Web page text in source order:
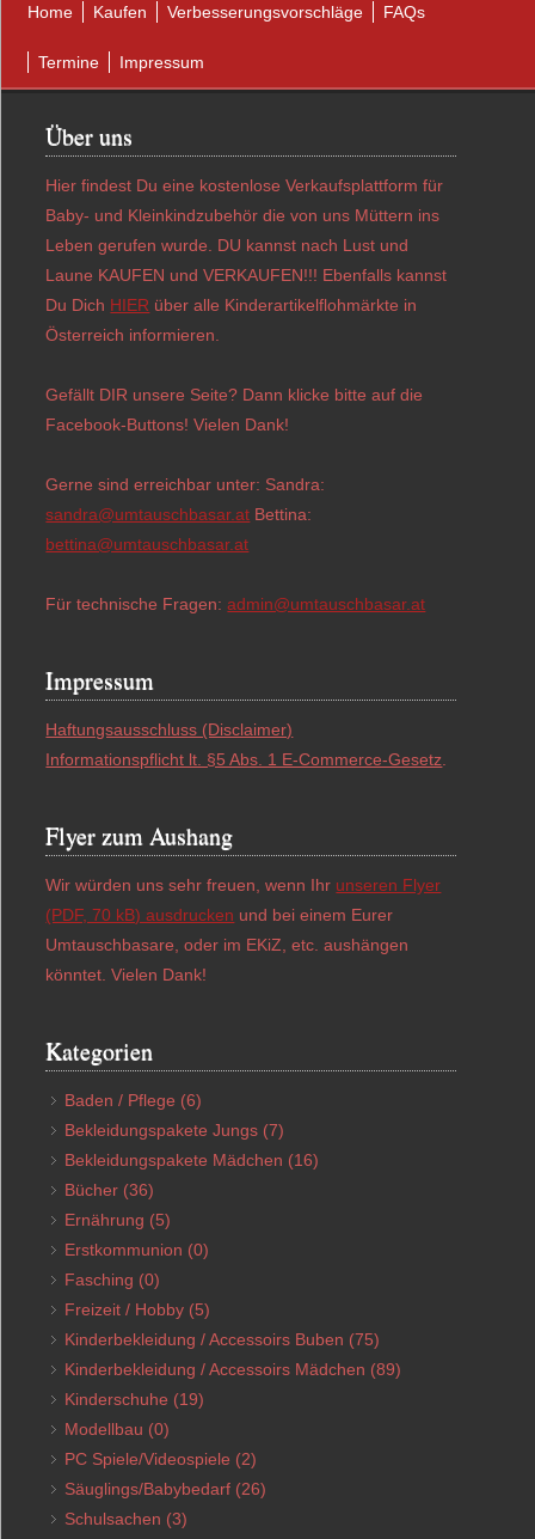
Home Kaufen Verbesserungsvorschläge FAQs
Termine Impressum
Über uns
Hier findest Du eine kostenlose Verkaufsplattform für
Baby- und Kleinkindzubehör die von uns Müttern ins
Leben gerufen wurde. DU kannst nach Lust und
Laune KAUFEN und VERKAUFEN!!! Ebenfalls kannst
Du Dich HIER über alle Kinderartikelflohmärkte in
Österreich informieren.
Gefällt DIR unsere Seite? Dann klicke bitte auf die
Facebook-Buttons! Vielen Dank!
Gerne sind erreichbar unter: Sandra:
sandra@umtauschbasar.at Bettina:
bettina@umtauschbasar.at
Für technische Fragen:admin@umtauschbasar.at
Impressum
Haftungsausschluss (Disclaimer)
Informationspflicht lt. §5 Abs. 1 E-Commerce-Gesetz.
Flyer zum Aushang
Wir würden uns sehr freuen, wenn Ihr unseren Flyer
(PDF, 70 kB) ausdrucken und bei einem Eurer
Umtauschbasare, oder im EKiZ, etc. aushängen
könntet. Vielen Dank!
Kategorien
Baden / Pflege (6)
Bekleidungspakete Jungs (7)
Bekleidungspakete Mädchen (16)
Bücher (36)
Ernährung (5)
Erstkommunion (0)
Fasching (0)
Freizeit / Hobby (5)
Kinderbekleidung / Accessoirs Buben (75)
Kinderbekleidung / Accessoirs Mädchen (89)
Kinderschuhe (19)
Modellbau (0)
PC Spiele/Videospiele (2)
Säuglings/Babybedarf (26)
Schulsachen (3)